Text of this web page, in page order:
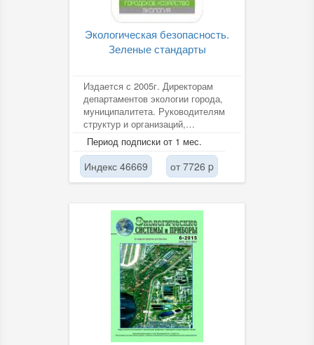
Экологическая безопасность.
Зеленые стандарты
Издается с 2005г. Директорам
департаментов экологии города,
муниципалитета. Руководителям
структур и организаций,
работающих в области
экологической...
Период подписки от 1 мес.
Индекс 46669 от 7726 p